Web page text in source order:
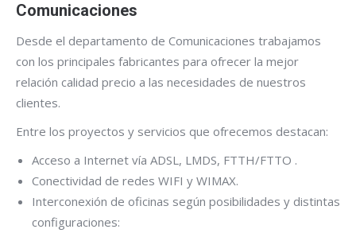
Comunicaciones
Desde el departamento de Comunicaciones trabajamos
con los principales fabricantes para ofrecer la mejor
relación calidad precio a las necesidades de nuestros
clientes.
Entre los proyectos y servicios que ofrecemos destacan:
Acceso a Internet vía ADSL, LMDS, FTTH/FTTO .
Conectividad de redes WIFI y WIMAX.
Interconexión de oficinas según posibilidades y distintas
configuraciones: